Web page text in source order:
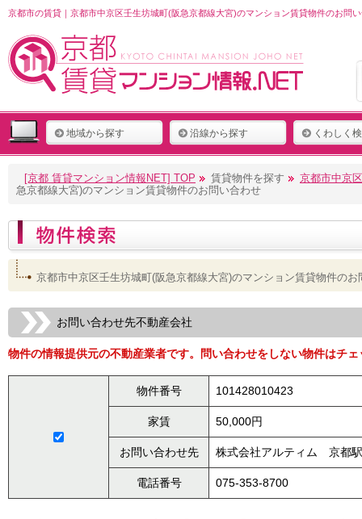
京都市の賃貸｜京都市中京区壬生坊城町(阪急京都線大宮)のマンション賃貸物件のお問
地域から探す 沿線から探す くわしく
[京都 賃貸マンション情報NET] TOP 賃貸物件を探す
京都市中京
急京都線大宮)のマンション賃貸物件のお問い合わせ
京都市中京区壬生坊城町(阪急京都線大宮)のマンション賃貸物件の
お問い合わせ先不動産会社
物件の情報提供元の不動産業者です。問い合わせをしない物件はチ
物件番号 101428010423
家賃 50,000円
お問い合わせ先 株式会社アルティム 京都
電話番号 075-353-8700